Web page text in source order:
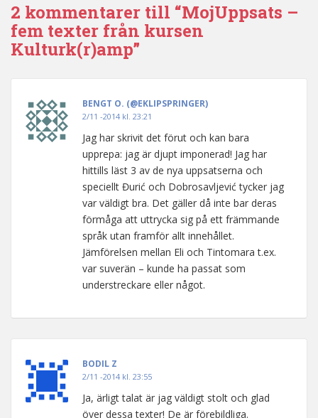
2 kommentarer till “MojUppsats –
fem texter från kursen
Kulturk(r)amp”
BENGT O. (@EKLIPSPRINGER)
2/11 -2014 kl. 23:21
Jag har skrivit det förut och kan bara
upprepa: jag är djupt imponerad! Jag har
hittills läst 3 av de nya uppsatserna och
speciellt Đurić och Dobrosavljević tycker jag
var väldigt bra. Det gäller då inte bar deras
förmåga att uttrycka sig på ett främmande
språk utan framför allt innehållet.
Jämförelsen mellan Eli och Tintomara t.ex.
var suverän – kunde ha passat som
understreckare eller något.
BODIL Z
2/11 -2014 kl. 23:55
Ja, ärligt talat är jag väldigt stolt och glad
över dessa texter! De är förebildliga.